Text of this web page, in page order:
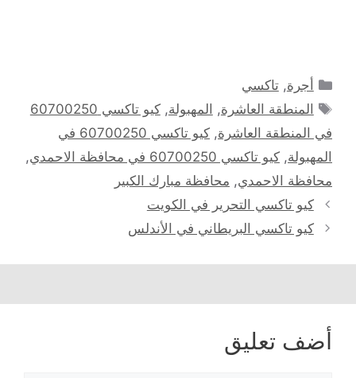
التصنيفات
أجرة,تاكسي
الوسوم
المنطقة العاشرة, المهبولة,
كيو تاكسي 60700250
في المنطقة العاشرة,
كيو تاكسي 60700250 في
المهبولة, كيو تاكسي 60700250 في محافظة الاحمدي
,
محافظة الاحمدي, محافظة مبارك الكبير
كيو تاكسي التحرير في الكويت
كيو تاكسي البريطاني في الأندلس
أضف تعليق